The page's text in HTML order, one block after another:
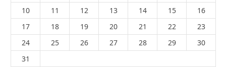
10
11 12 13 14 15
16
17
18 19 20 21 22
23
24
25 26 27 28 29
30
31